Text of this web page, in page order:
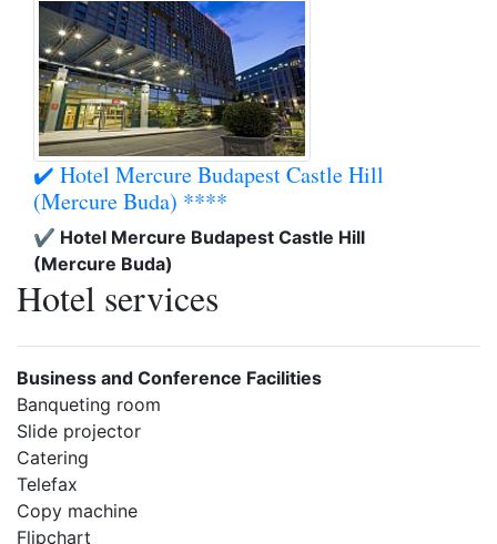
✔️ Hotel Mercure Budapest Castle Hill
(Mercure Buda) ****
✔️ Hotel Mercure Budapest Castle Hill
(Mercure Buda)
Hotel services
Business and Conference Facilities
Banqueting room
Slide projector
Catering
Telefax
Copy machine
Flipchart